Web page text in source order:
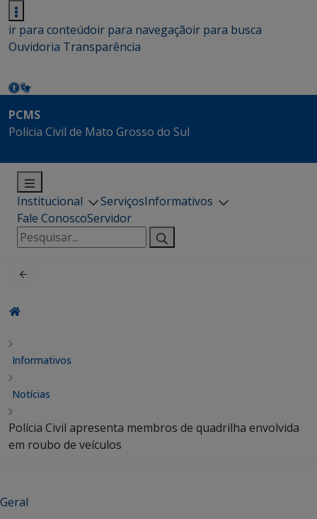
ir para conteúdoir para navegaçãoir para busca
Ouvidoria Transparência
PCMS
Polícia Civil de Mato Grosso do Sul
Institucional ServiçosInformativos
Fale ConoscoServidor
Pesquisar
por:
Informativos
Notícias
Polícia Civil apresenta membros de quadrilha envolvida
em roubo de veículos
Geral